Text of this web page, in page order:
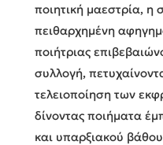
ποιητική μαεστρία, η
πειθαρχημένη
ποιήτριας
συλλογή,
τελειοποίηση των
δίνοντας ποιήματα
και υπαρξιακού